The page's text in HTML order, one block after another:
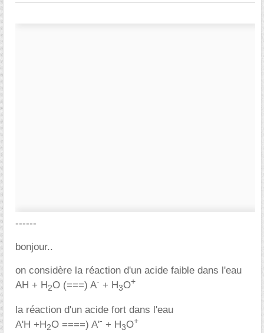
------
bonjour..
on considère la réaction d'un acide faible dans l'eau
AH + H2O (===) A- + H3O+
la réaction d'un acide fort dans l'eau
A'H +H2O ====) A'- + H3O+